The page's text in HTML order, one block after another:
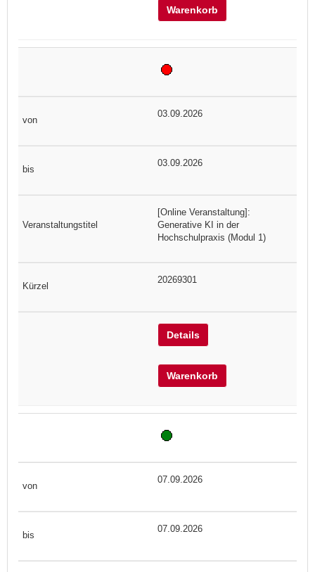
Warenkorb
03.09.2026
03.09.2026
[Online Veranstaltung]:
Generative KI in der
Hochschulpraxis (Modul 1)
20269301
Details
Warenkorb
07.09.2026
07.09.2026